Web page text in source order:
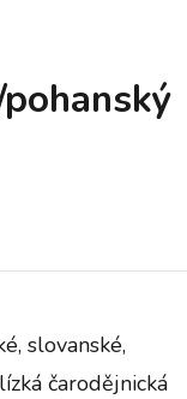
slovanské,
čarodějnická